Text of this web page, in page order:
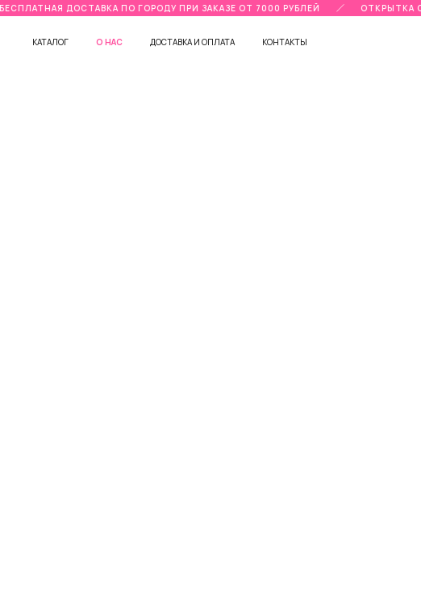
ДОСТАВКА ПО ГОРОДУ ПРИ ЗАКАЗЕ ОТ 7000 РУБЛЕЙ ОТКРЫТКА
КАТАЛОГ О НАС ДОСТАВКА И ОПЛАТА КОНТАКТЫ